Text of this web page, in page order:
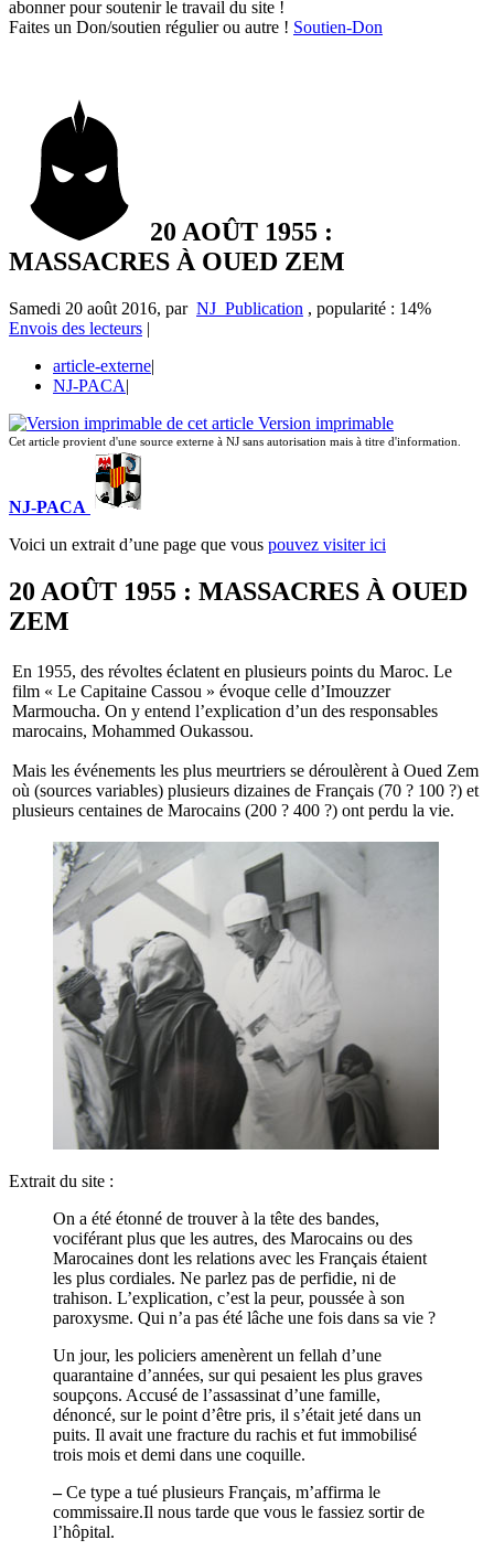
abonner pour soutenir le travail du site !
Faites un Don/soutien régulier ou autre ! Soutien-Don
20 AOÛT 1955 :
MASSACRES À OUED ZEM
Samedi 20 août 2016, par NJ_Publication , popularité : 14%
Envois des lecteurs |
article-externe|
NJ-PACA|
Version imprimable
Cet article provient d'une source externe à NJ sans autorisation mais à titre d'information.
NJ-PACA
Voici un extrait d’une page que vous pouvez visiter ici
20 AOÛT 1955 : MASSACRES À OUED
ZEM
En 1955, des révoltes éclatent en plusieurs points du Maroc. Le
film « Le Capitaine Cassou » évoque celle d’Imouzzer
Marmoucha. On y entend l’explication d’un des responsables
marocains, Mohammed Oukassou.
Mais les événements les plus meurtriers se déroulèrent à Oued Zem
où (sources variables) plusieurs dizaines de Français (70 ? 100 ?) et
plusieurs centaines de Marocains (200 ? 400 ?) ont perdu la vie.
Extrait du site :
On a été étonné de trouver à la tête des bandes,
vociférant plus que les autres, des Marocains ou des
Marocaines dont les relations avec les Français étaient
les plus cordiales. Ne parlez pas de perfidie, ni de
trahison. L’explication, c’est la peur, poussée à son
paroxysme. Qui n’a pas été lâche une fois dans sa vie ?
Un jour, les policiers amenèrent un fellah d’une
quarantaine d’années, sur qui pesaient les plus graves
soupçons. Accusé de l’assassinat d’une famille,
dénoncé, sur le point d’être pris, il s’était jeté dans un
puits. Il avait une fracture du rachis et fut immobilisé
trois mois et demi dans une coquille.
–Ce type a tué plusieurs Français, m’affirma le
commissaire.Il nous tarde que vous le fassiez sortir de
l’hôpital.